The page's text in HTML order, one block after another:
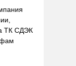
ТК СДЭК